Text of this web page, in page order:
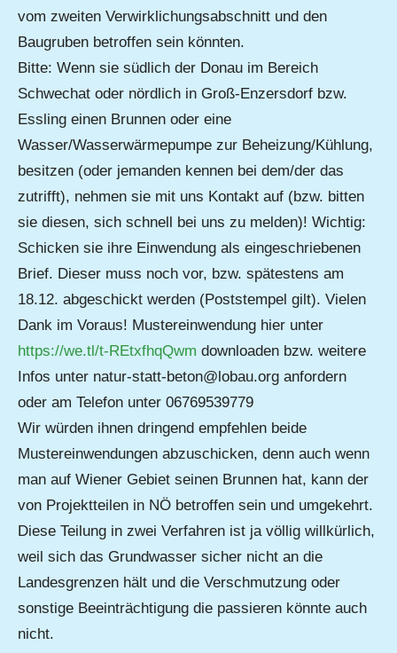
vom zweiten Verwirklichungsabschnitt und den
Baugruben betroffen sein könnten.
Bitte: Wenn sie südlich der Donau im Bereich
Schwechat oder nördlich in Groß-Enzersdorf bzw.
Essling einen Brunnen oder eine
Wasser/Wasserwärmepumpe zur Beheizung/Kühlung,
besitzen (oder jemanden kennen bei dem/der das
zutrifft), nehmen sie mit uns Kontakt auf (bzw. bitten
sie diesen, sich schnell bei uns zu melden)! Wichtig:
Schicken sie ihre Einwendung als eingeschriebenen
Brief. Dieser muss noch vor, bzw. spätestens am
18.12. abgeschickt werden (Poststempel gilt). Vielen
Dank im Voraus! Mustereinwendung hier unter
https://we.tl/t-REtxfhqQwm downloaden bzw. weitere
Infos unter natur-statt-beton@lobau.org anfordern
oder am Telefon unter 06769539779
Wir würden ihnen dringend empfehlen beide
Mustereinwendungen abzuschicken, denn auch wenn
man auf Wiener Gebiet seinen Brunnen hat, kann der
von Projektteilen in NÖ betroffen sein und umgekehrt.
Diese Teilung in zwei Verfahren ist ja völlig willkürlich,
weil sich das Grundwasser sicher nicht an die
Landesgrenzen hält und die Verschmutzung oder
sonstige Beeinträchtigung die passieren könnte auch
nicht.